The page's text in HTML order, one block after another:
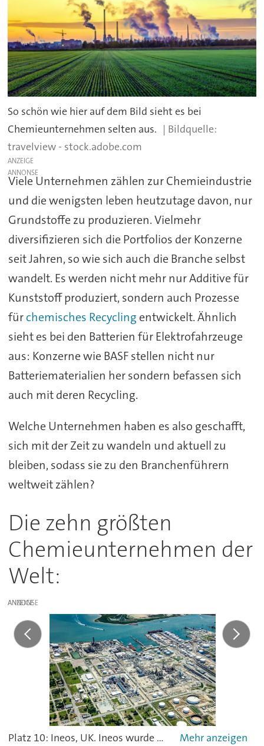
So schön wie hier auf dem Bild sieht es bei
Chemieunternehmen selten aus.
travelview - stock.adobe.com
ANZEIGE
Viele Unternehmen zählen zur Chemieindustrie
und die wenigsten leben heutzutage davon, nur
Grundstoffe zu produzieren. Vielmehr
diversifizieren sich die Portfolios der Konzerne
seit Jahren, so wie sich auch die Branche selbst
wandelt. Es werden nicht mehr nur Additive für
Kunststoff produziert, sondern auch Prozesse
fürchemisches Recycling entwickelt. Ähnlich
sieht es bei den Batterien für Elektrofahrzeuge
aus: Konzerne wie BASF stellen nicht nur
Batteriematerialien her sondern befassen sich
auch mit deren Recycling.
Welche Unternehmen haben es also geschafft,
sich mit der Zeit zu wandeln und aktuell zu
bleiben, sodass sie zu den Branchenführern
weltweit zählen?
Die zehn größten
Chemieunternehmen der
Welt:
ANZEIGE
Platz 10: Ineos, UK. Ineos wurde 1998 gegründet, um das ehemalige BP-Gelände in Antwerpen zu erwerben. Innerhalb von zehn Jahren – bis 2008 – kaufte Ineos noch fast 20 weitere Unternehmen inklusive deren Standorten auf. Der Hauptsitz des Unternehmens ist in London. Im vergangenen Jahr fuhr das Unternehmen einen Umsatz von umgerechnet 14,3 Mrd. Euro ein.